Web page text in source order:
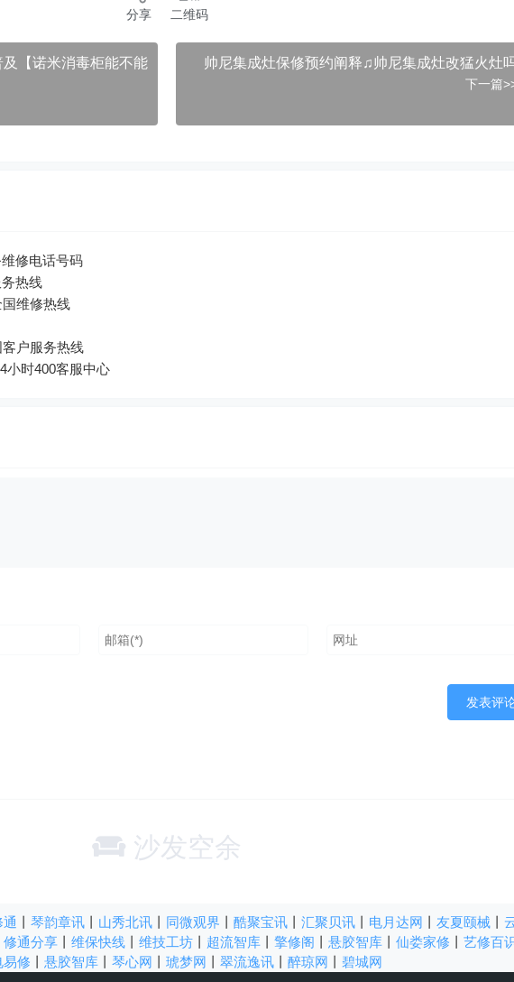
分享 二维码
【诺米消毒柜能不能
帅尼集成灶保修预约阐释♫帅尼集成灶改猛火灶
下一篇
修电话号码
热线
维修热线
户服务热线
小时400客服中心
沙发空余
通 琴韵章讯 山秀北讯 同微观界 酷聚宝讯 汇聚贝讯 电月达网 友夏颐械
修通分享 维保快线 维技工坊 超流智库 擎修阁 悬胶智库 仙娄家修
艺修百
易修 悬胶智库 琴心网 琥梦网 翠流逸讯 醉琼网 碧城网